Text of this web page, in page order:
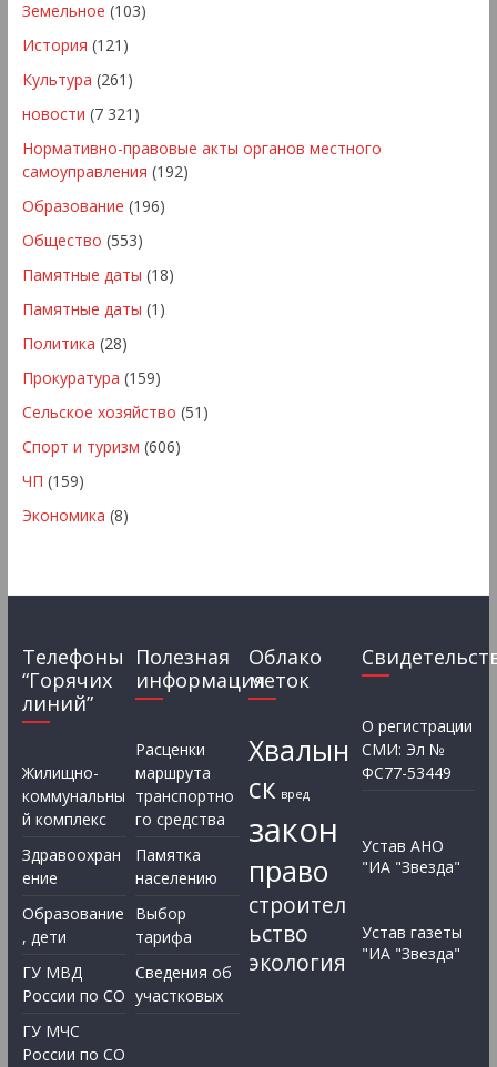
Земельное (103)
История (121)
Культура (261)
новости (7 321)
Нормативно-правовые акты органов местного
самоуправления (192)
Образование (196)
Общество (553)
Памятные даты (18)
Памятные даты (1)
Политика (28)
Прокуратура (159)
Сельское хозяйство (51)
Спорт и туризм (606)
ЧП (159)
Экономика (8)
Телефоны
“Горячих
линий”
Жилищно-
коммунальны
й комплекс
Здравоохран
ение
Образование
, дети
ГУ МВД
России по СО
ГУ МЧС
России по СО
Полезная
информация
Расценки
маршрута
транспортно
го средства
Памятка
населению
Выбор
тарифа
Сведения об
участковых
Облако
меток
Хвалын
ск вред
закон
право
строител
ьство
экология
О регистрации
СМИ: Эл №
ФС77-53449
Устав АНО
"ИА "Звезда"
Устав газеты
"ИА "Звезда"